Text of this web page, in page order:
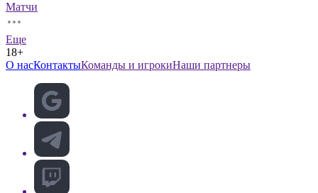
Матчи
Еще
18+
О насКонтактыКоманды и игрокиНаши партнеры